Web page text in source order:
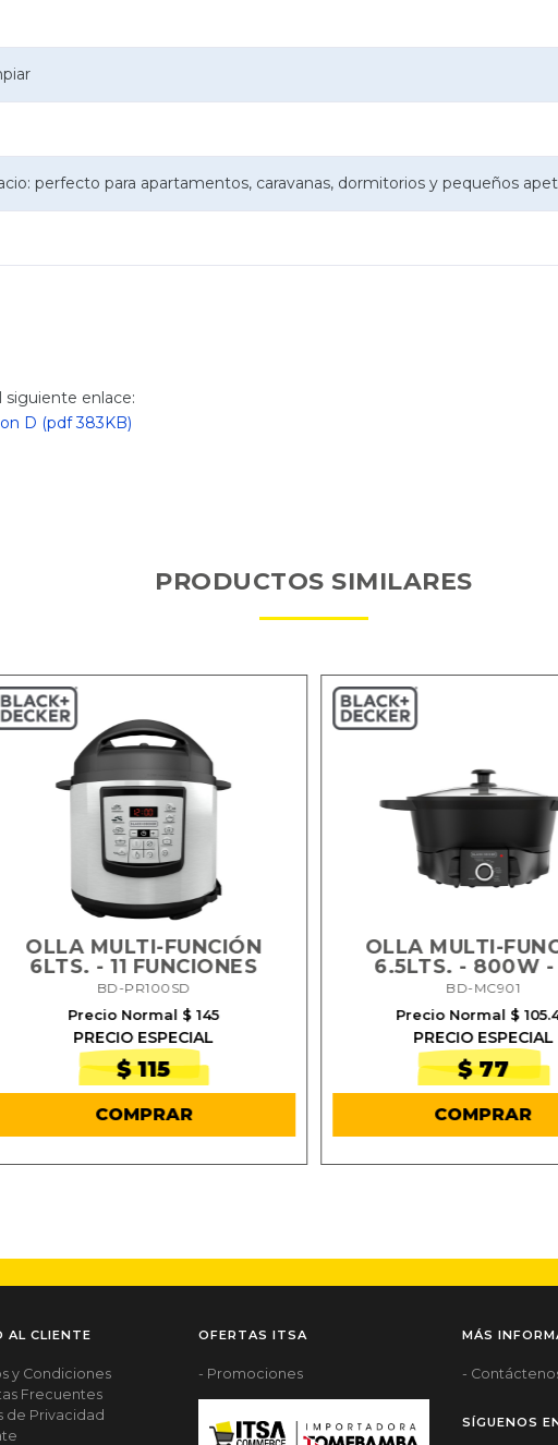
perfecto para apartamentos, caravanas, dormitorios y pequeños
siguiente enlace:
D (pdf 383KB)
PRODUCTOS SIMILARES
OLLA MULTI-FUNCIÓN
6LTS. - 11 FUNCIONES
BD-PR100SD
Precio Normal $ 145
PRECIO ESPECIAL
$ 115
COMPRAR
OLLA MULTI-
6.5LTS. - 800W -
BD-MC901
Precio Normal $
PRECIO ESPECIAL
$ 77
COMPRAR
AL CLIENTE
y Condiciones
Frecuentes
de Privacidad
OFERTAS ITSA
- Promociones
MÁS
-
SÍGUENOS